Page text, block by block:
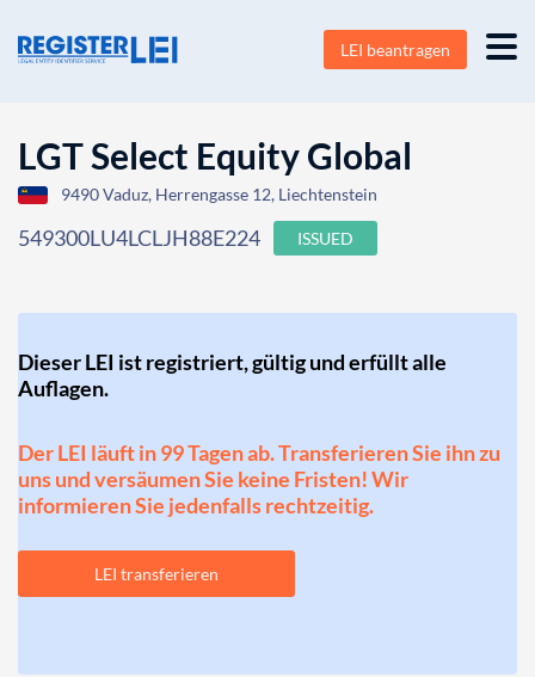
LEI beantragen
LGT Select Equity Global
9490 Vaduz, Herrengasse 12, Liechtenstein
549300LU4LCLJH88E224 ISSUED
Dieser LEI ist registriert, gültig und erfüllt alle
Auflagen.
Der LEI läuft in 99 Tagen ab. Transferieren Sie ihn zu
uns und versäumen Sie keine Fristen! Wir
informieren Sie jedenfalls rechtzeitig.
LEI transferieren